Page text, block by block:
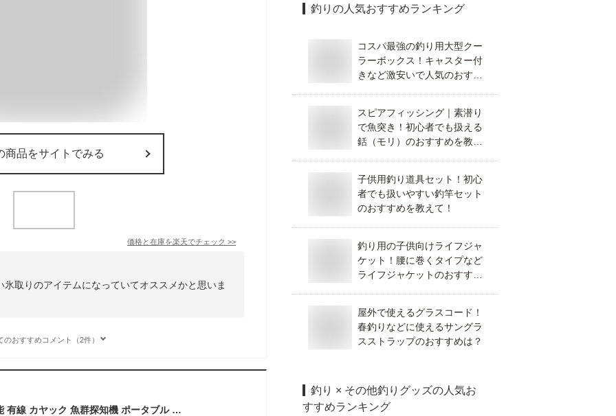
商品をサイトでみる
価格と在庫を楽天でチェック >>
取りのアイテムになっていてオススメかと思いま
のおすすめコメント（2件）
LUCKYLAKER 高性能 有線 カヤック 魚群探知機 ポータブル バス 海 魚探知機 ボート ソナー 振動子 船 ワカサギ 魚探 釣り 携帯 小型 釣り 海釣り 氷上
釣り の人気おすすめランキング
コスパ最強の釣り用大型クー
ラーボックス！キャスター付
きなど激安いで人気のおすす
スピアフィッシング｜素潜り
で魚突き！初心者でも扱える
銛（モリ）のおすすめを教え
子供用釣り道具セット！初心
者でも扱いやすい釣竿セット
のおすすめを教えて！
釣り用の子供向けライフジャ
ケット！腰に巻くタイプなど
ライフジャケットのおすすめ
屋外で使えるグラスコード！
春釣りなどに使えるサングラ
スストラップのおすすめは？
釣り × その他釣りグッズの人気お
すすめランキング